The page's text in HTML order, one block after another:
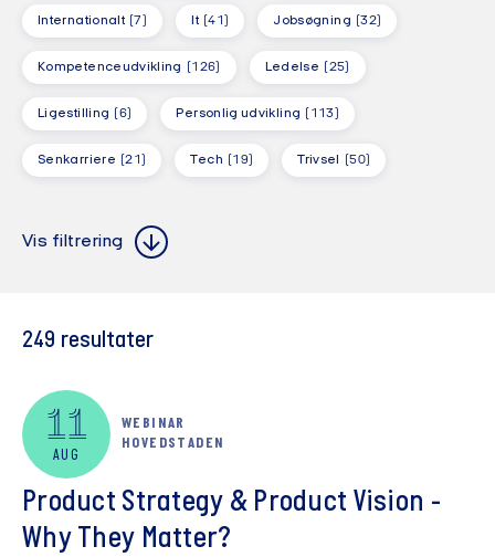
Internationalt (7) It (41) Jobsøgning (32)
Kompetenceudvikling (126) Ledelse (25)
Ligestilling (6) Personlig udvikling (113)
Senkarriere (21) Tech (19) Trivsel (50)
Alle steder
Vis kun digitale arrangementer
Vis filtrering
249 resultater
11
AUG
WEBINAR
HOVEDSTADEN
Product Strategy & Product Vision -
Why They Matter?